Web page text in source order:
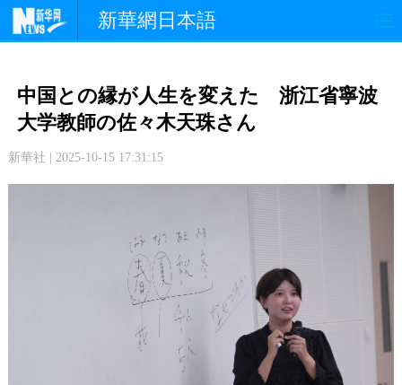
新華網日本語
文 化 観 光
中日交流
中国との縁が人生を変えた 浙江省寧波
大学教師の佐々木天珠さん
新華社 | 2025-10-15 17:31:15